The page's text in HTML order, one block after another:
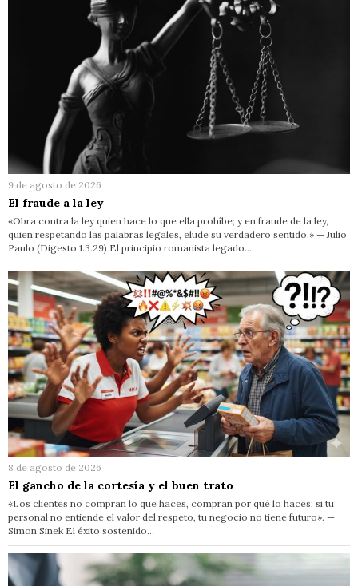
9 de agosto de 2026
El fraude a la ley
«Obra contra la ley quien hace lo que ella prohíbe; y en fraude de la ley,
quien respetando las palabras legales, elude su verdadero sentido.» — Julio
Paulo (Digesto 1.3.29) El principio romanista legado…
8 de agosto de 2026
El gancho de la cortesía y el buen trato
«Los clientes no compran lo que haces, compran por qué lo haces; si tu
personal no entiende el valor del respeto, tu negocio no tiene futuro». —
Simon Sinek El éxito sostenido…